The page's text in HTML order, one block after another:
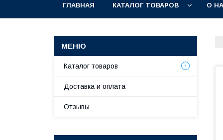
ГЛАВНАЯ КАТАЛОГ ТОВАРОВ О
Каталог товаров
Доставка и оплата
Отзывы